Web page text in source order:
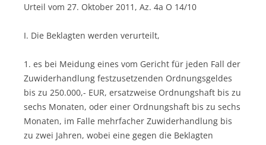
Urteil vom 27. Oktober 2011, Az. 4a O 14/10
I. Die Beklagten werden verurteilt,
1. es bei Meidung eines vom Gericht für jeden Fall der
Zuwiderhandlung festzusetzenden Ordnungsgeldes
bis zu 250.000,- EUR, ersatzweise Ordnungshaft bis zu
sechs Monaten, oder einer Ordnungshaft bis zu sechs
Monaten, im Falle mehrfacher Zuwiderhandlung bis
zu zwei Jahren, wobei eine gegen die Beklagten